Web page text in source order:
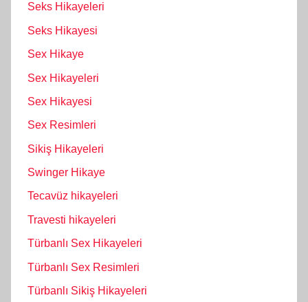
Seks Hikayeleri
Seks Hikayesi
Sex Hikaye
Sex Hikayeleri
Sex Hikayesi
Sex Resimleri
Sikiş Hikayeleri
Swinger Hikaye
Tecavüz hikayeleri
Travesti hikayeleri
Türbanlı Sex Hikayeleri
Türbanlı Sex Resimleri
Türbanlı Sikiş Hikayeleri